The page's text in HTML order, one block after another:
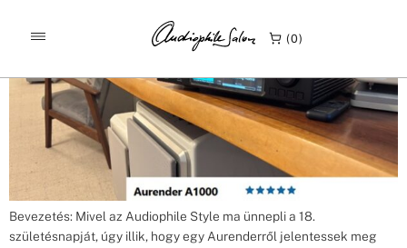
0
Bevezetés: Mivel az Audiophile Style ma ünnepli a 18.
születésnapját, úgy illik, hogy egy Aurenderről jelentessek meg